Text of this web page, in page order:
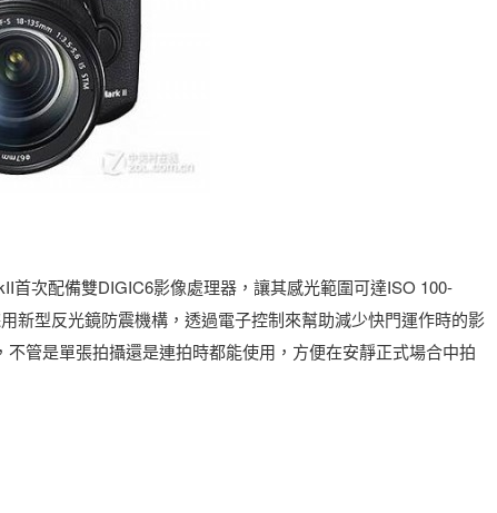
首次配備雙DIGIC6影像處理器，讓其感光範圍可達ISO 100-
新型反光鏡防震機構，透過電子控制來幫助減少快門運作時的影
管是單張拍攝還是連拍時都能使用，方便在安靜正式場合中拍